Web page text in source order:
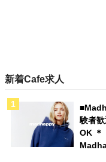
新着Cafe求人
験者
OK ＊